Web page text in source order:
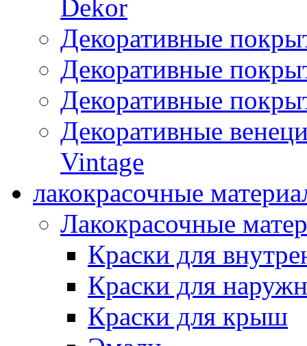
Dekor
Декоративные
Декоративные
Декоративные
Декоративные
Vintage
лакокрасочные
Лакокрасочные
Краски для
Краски для
Краски для крыш